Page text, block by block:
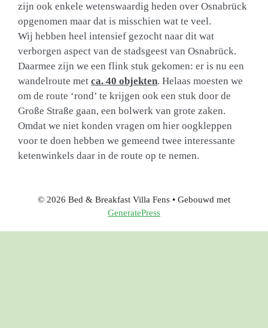
zijn ook enkele wetenswaardig heden over Osnabrück
opgenomen maar dat is misschien wat te veel.
Wij hebben heel intensief gezocht naar dit wat
verborgen aspect van de stadsgeest van Osnabrück.
Daarmee zijn we een flink stuk gekomen: er is nu een
wandelroute met ca. 40 objekten. Helaas moesten we
om de route ‘rond’ te krijgen ook een stuk door de
Große Straße gaan, een bolwerk van grote zaken.
Omdat we niet konden vragen om hier oogkleppen
voor te doen hebben we gemeend twee interessante
ketenwinkels daar in de route op te nemen.
© 2026 Bed & Breakfast Villa Fens • Gebouwd met
GeneratePress